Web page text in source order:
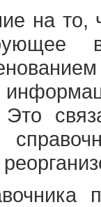
на то,
Это